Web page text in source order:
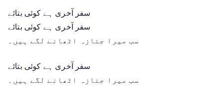
سفر آخری ہے کوئی بتائے
سفر آخری ہے کوئی بتائے
سب میرا جنازہ اٹھانے لگے ہیں۔
سفر آخری ہے کوئی بتائے
سب میرا جنازہ اٹھانے لگے ہیں۔